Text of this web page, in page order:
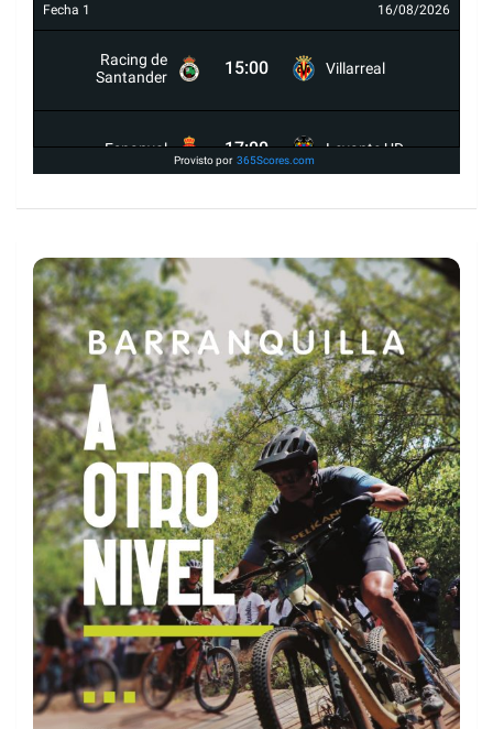
Fecha 1 16/08/2026
Racing de
Santander
15:00 Villarreal
Espanyol 17:00 Levante UD
Provisto por 365Scores.com